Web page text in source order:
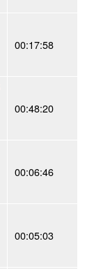
00:17:58
00:48:20
00:06:46
00:05:03